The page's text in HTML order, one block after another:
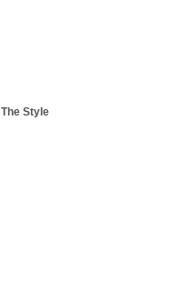
The Style